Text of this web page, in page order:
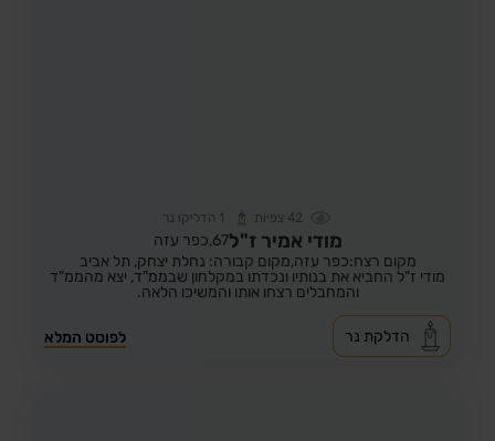
42 צפיות 1 הדליקו נר
מודי אמיר ז"ל67, כפר עזה
מקום רצח:כפר עזה,מקום קבורה: נחלת יצחק, תל אביב
מודי ז"ל החביא את בנותיו ונכדתו במקלחון שבממ"ד, יצא מהממ"ד
והמחבלים רצחו אותו והמשיכו הלאה.
לפוסט המלא הדלקת נר